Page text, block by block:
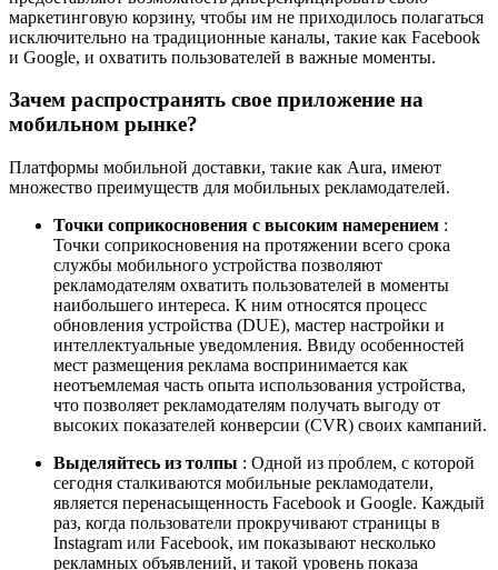
маркетинговую корзину, чтобы им не приходилось полагаться
исключительно на традиционные каналы, такие как Facebook
и Google, и охватить пользователей в важные моменты.
Зачем распространять свое приложение на
мобильном рынке?
Платформы мобильной доставки, такие как Aura, имеют
множество преимуществ для мобильных рекламодателей.
Точки соприкосновения с высоким намерением :
Точки соприкосновения на протяжении всего срока
службы мобильного устройства позволяют
рекламодателям охватить пользователей в моменты
наибольшего интереса. К ним относятся процесс
обновления устройства (DUE), мастер настройки и
интеллектуальные уведомления. Ввиду особенностей
мест размещения реклама воспринимается как
неотъемлемая часть опыта использования устройства,
что позволяет рекламодателям получать выгоду от
высоких показателей конверсии (CVR) своих кампаний.
Выделяйтесь из толпы : Одной из проблем, с которой
сегодня сталкиваются мобильные рекламодатели,
является перенасыщенность Facebook и Google. Каждый
раз, когда пользователи прокручивают страницы в
Instagram или Facebook, им показывают несколько
рекламных объявлений, и такой уровень показа